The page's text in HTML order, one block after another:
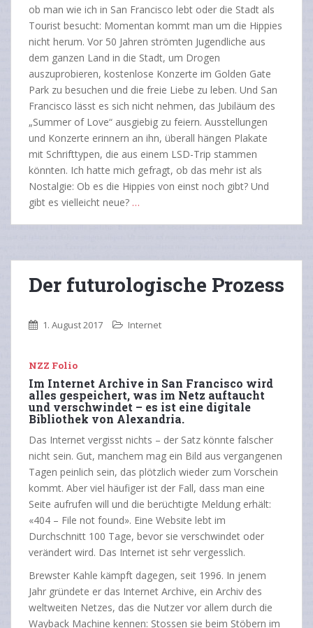
ob man wie ich in San Francisco lebt oder die Stadt als
Tourist besucht: Momentan kommt man um die Hippies
nicht herum. Vor 50 Jahren strömten Jugendliche aus
dem ganzen Land in die Stadt, um Drogen
auszuprobieren, kostenlose Konzerte im Golden Gate
Park zu besuchen und die freie Liebe zu leben. Und San
Francisco lässt es sich nicht nehmen, das Jubiläum des
„Summer of Love“ ausgiebig zu feiern. Ausstellungen
und Konzerte erinnern an ihn, überall hängen Plakate
mit Schrifttypen, die aus einem LSD-Trip stammen
könnten. Ich hatte mich gefragt, ob das mehr ist als
Nostalgie: Ob es die Hippies von einst noch gibt? Und
gibt es vielleicht neue? …
Der futurologische Prozess
1. August 2017 Internet
NZZ Folio
Im Internet Archive in San ­Francisco wird
alles gespeichert, was im Netz auftaucht
und ­verschwindet – es ist eine digitale
Bibliothek von Alexandria.
Das Internet vergisst nichts – der Satz könnte falscher
nicht sein. Gut, manchem mag ein Bild aus vergangenen
Tagen peinlich sein, das plötzlich wieder zum Vorschein
kommt. Aber viel häufiger ist der Fall, dass man eine
Seite aufrufen will und die berüchtigte Meldung erhält:
«404 – File not found». Eine Website lebt im
Durchschnitt 100 Tage, bevor sie verschwindet oder
verändert wird. Das Internet ist sehr vergesslich.
Brewster Kahle kämpft dagegen, seit 1996. In jenem
Jahr gründete er das Internet Archive, ein Archiv des
weltweiten Netzes, das die Nutzer vor allem durch die
Wayback Machine kennen: Stossen sie beim Stöbern im